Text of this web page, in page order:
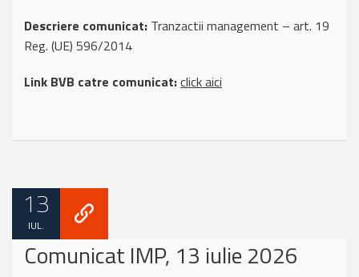
Descriere comunicat: Tranzactii management – art. 19
Reg. (UE) 596/2014
Link BVB catre comunicat:click aici
13
IUL.
Comunicat IMP, 13 iulie 2026